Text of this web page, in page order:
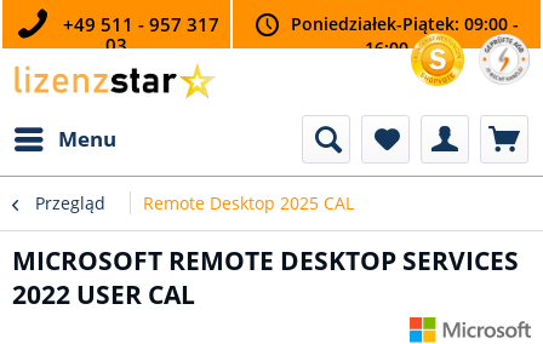
+49 511 - 957 317
03
Poniedziałek-Piątek: 09:00 -
16:00
Menu
Przegląd Remote Desktop 2025 CAL
MICROSOFT REMOTE DESKTOP SERVICES
2022 USER CAL